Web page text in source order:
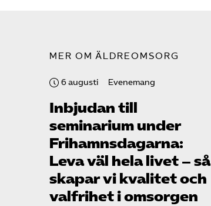
MER OM ÄLDREOMSORG
6 augusti Evenemang
Inbjudan till
seminarium under
Frihamns­dagarna:
Leva väl hela livet – så
skapar vi kvalitet och
valfrihet i omsorgen